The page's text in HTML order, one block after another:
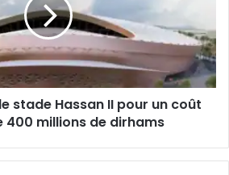
stade Hassan II pour un coût
400 millions de dirhams